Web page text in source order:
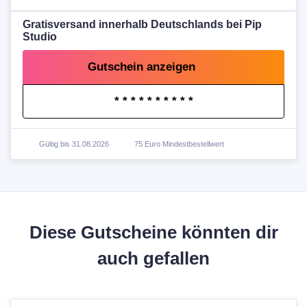
Gratisversand innerhalb Deutschlands bei Pip
Studio
Gutschein anzeigen
* * * * * * * * * *
Gültig bis 31.08.2026 75 Euro Mindestbestellwert
Diese Gutscheine könnten dir
auch gefallen